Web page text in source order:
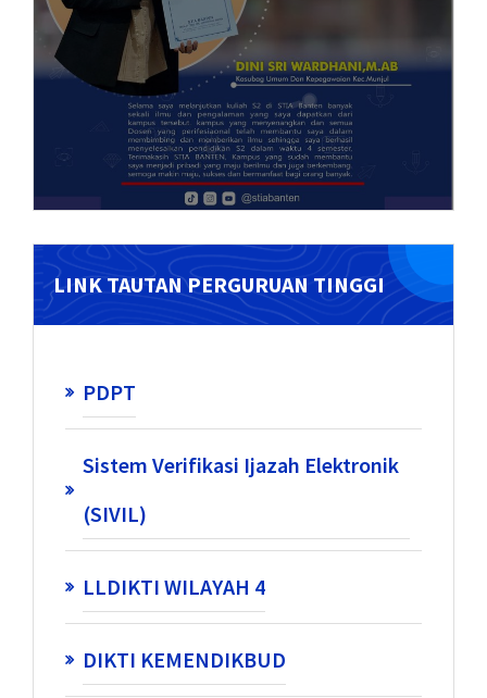
LINK TAUTAN PERGURUAN TINGGI
PDPT
Sistem Verifikasi Ijazah Elektronik
(SIVIL)
LLDIKTI WILAYAH 4
DIKTI KEMENDIKBUD